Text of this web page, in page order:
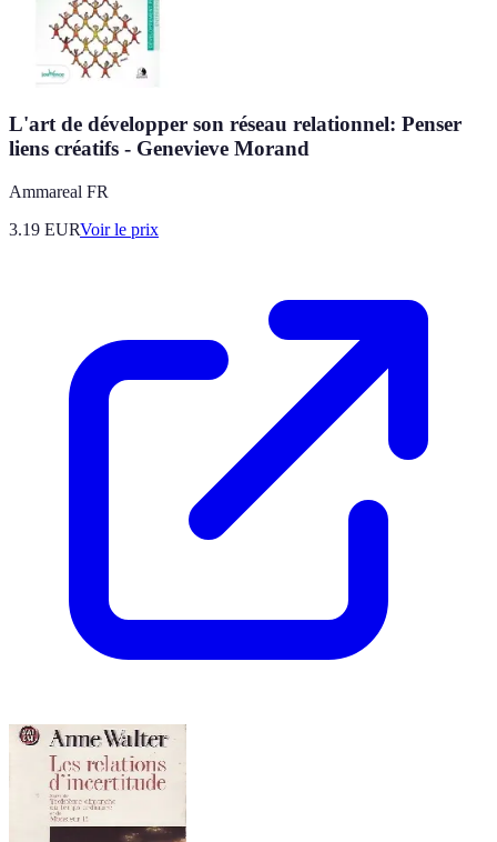
L'art de développer son réseau relationnel: Penser
liens créatifs - Genevieve Morand
Ammareal FR
3.19 EURVoir le prix